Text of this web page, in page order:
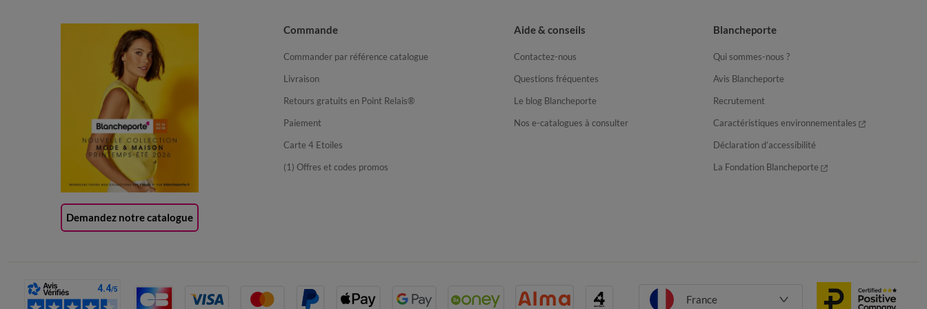
Demandez notre catalogue
Commande
Commander par référence catalogue
Livraison
Retours gratuits en Point Relais®
Paiement
Carte 4 Etoiles
(1) Offres et codes promos
Aide & conseils
Contactez-nous
Questions fréquentes
Le blog Blancheporte
Nos e-catalogues à consulter
Blancheporte
Qui sommes-nous ?
Avis Blancheporte
Recrutement
Caractéristiques environnementales
Déclaration d’accessibilité
La Fondation Blancheporte
France